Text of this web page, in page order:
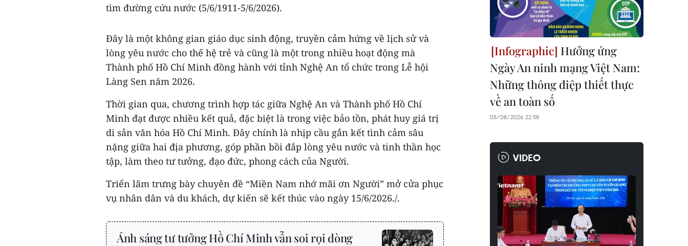
tìm đường cứu nước (5/6/1911-5/6/2026).
Đây là một không gian giáo dục sinh động, truyền cảm hứng về lịch sử và
lòng yêu nước cho thế hệ trẻ và cũng là một trong nhiều hoạt động mà
Thành phố Hồ Chí Minh đồng hành với tỉnh Nghệ An tổ chức trong Lễ hội
Làng Sen năm 2026.
Thời gian qua, chương trình hợp tác giữa Nghệ An và Thành phố Hồ Chí
Minh đạt được nhiều kết quả, đặc biệt là trong việc bảo tồn, phát huy giá trị
di sản văn hóa Hồ Chí Minh. Đây chính là nhịp cầu gắn kết tình cảm sâu
nặng giữa hai địa phương, góp phần bồi đắp lòng yêu nước và tinh thần học
tập, làm theo tư tưởng, đạo đức, phong cách của Người.
Triển lãm trưng bày chuyên đề “Miền Nam nhớ mãi ơn Người” mở cửa phục
vụ nhân dân và du khách, dự kiến sẽ kết thúc vào ngày 15/6/2026./.
Ánh sáng tư tưởng Hồ Chí Minh vẫn soi rọi dòng
Hưởng ứng
Ngày An ninh mạng Việt Nam:
Những thông điệp thiết thực
về an toàn số
05/08/2026 22:58
VIDEO